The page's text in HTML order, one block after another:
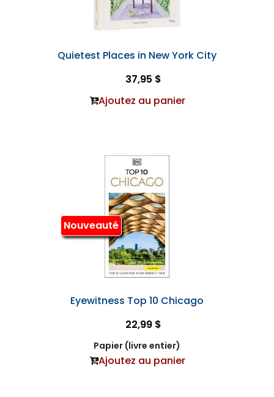
Quietest Places in New York City
37,95 $
Ajoutez au panier
Nouveauté
Eyewitness Top 10 Chicago
22,99 $
Papier (livre entier)
Ajoutez au panier